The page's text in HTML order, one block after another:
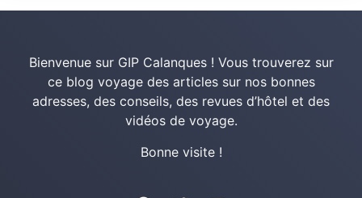
Bienvenue sur GIP Calanques ! Vous trouverez sur
ce blog voyage des articles sur nos bonnes
adresses, des conseils, des revues d’hôtel et des
vidéos de voyage.
Bonne visite !